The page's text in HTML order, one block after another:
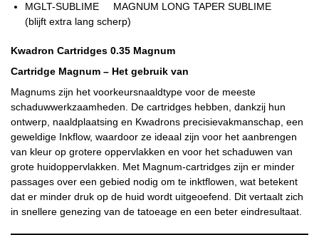
MGLT-SUBLIME MAGNUM LONG TAPER SUBLIME
(blijft extra lang scherp)
Kwadron Cartridges 0.35 Magnum
Cartridge Magnum – Het gebruik van
Magnums zijn het voorkeursnaaldtype voor de meeste
schaduwwerkzaamheden. De cartridges hebben, dankzij hun
ontwerp, naaldplaatsing en Kwadrons precisievakmanschap, een
geweldige Inkflow, waardoor ze ideaal zijn voor het aanbrengen
van kleur op grotere oppervlakken en voor het schaduwen van
grote huidoppervlakken. Met Magnum-cartridges zijn er minder
passages over een gebied nodig om te inktflowen, wat betekent
dat er minder druk op de huid wordt uitgeoefend. Dit vertaalt zich
in snellere genezing van de tatoeage en een beter eindresultaat.